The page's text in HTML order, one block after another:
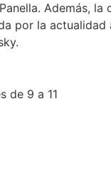
Además, la
por la
de 9 a 11